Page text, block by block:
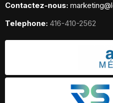
Contactez-nous:
Telephone: 416-410-2562